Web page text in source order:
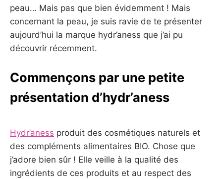
peau… Mais pas que bien évidemment ! Mais
concernant la peau, je suis ravie de te présenter
aujourd’hui la marque hydr’aness que j’ai pu
découvrir récemment.
Commençons par une petite
présentation d’hydr’aness
Hydr’aness produit des cosmétiques naturels et
des compléments alimentaires BIO. Chose que
j’adore bien sûr ! Elle veille à la qualité des
ingrédients de ces produits et au respect des